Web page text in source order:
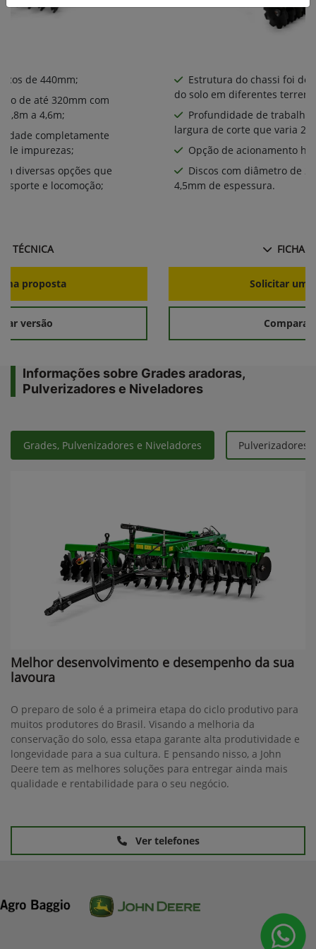
de 440mm​;
de até 320mm com
a 4,6m;
completamente
de impurezas;
diversas opções que
e locomoção;
TÉCNICA
proposta
versão
Estrutura do chassi foi
do solo em diferentes
Profundidade de trabalho
largura de corte que varia
Opção de acionamento
Discos com diâmetro de
4,5mm de espessura.
FICHA
Solicitar
Comparar
Informações sobre Grades aradoras,
Pulverizadores e Niveladores
Grades, Pulvenizadores e Niveladores Pulverizadores
Melhor desenvolvimento e desempenho da sua
lavoura
O preparo de solo é a primeira etapa do ciclo produtivo para
muitos produtores do Brasil. Visando a melhoria da
conservação do solo, essa etapa garante alta produtividade e
longevidade para a sua cultura. E pensando nisso, a John
Deere tem as melhores soluções para entregar ainda mais
qualidade e rentabilidade para o seu negócio.
Ver telefones